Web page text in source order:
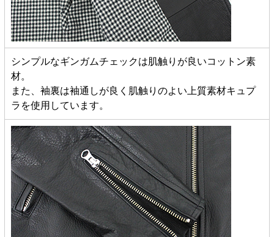
シンプルなギンガムチェックは肌触りが良いコットン素
材。
また、袖裏は袖通しが良く肌触りのよい上質素材キュプ
ラを使用しています。